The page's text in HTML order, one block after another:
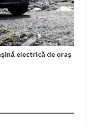
electrică de oraș